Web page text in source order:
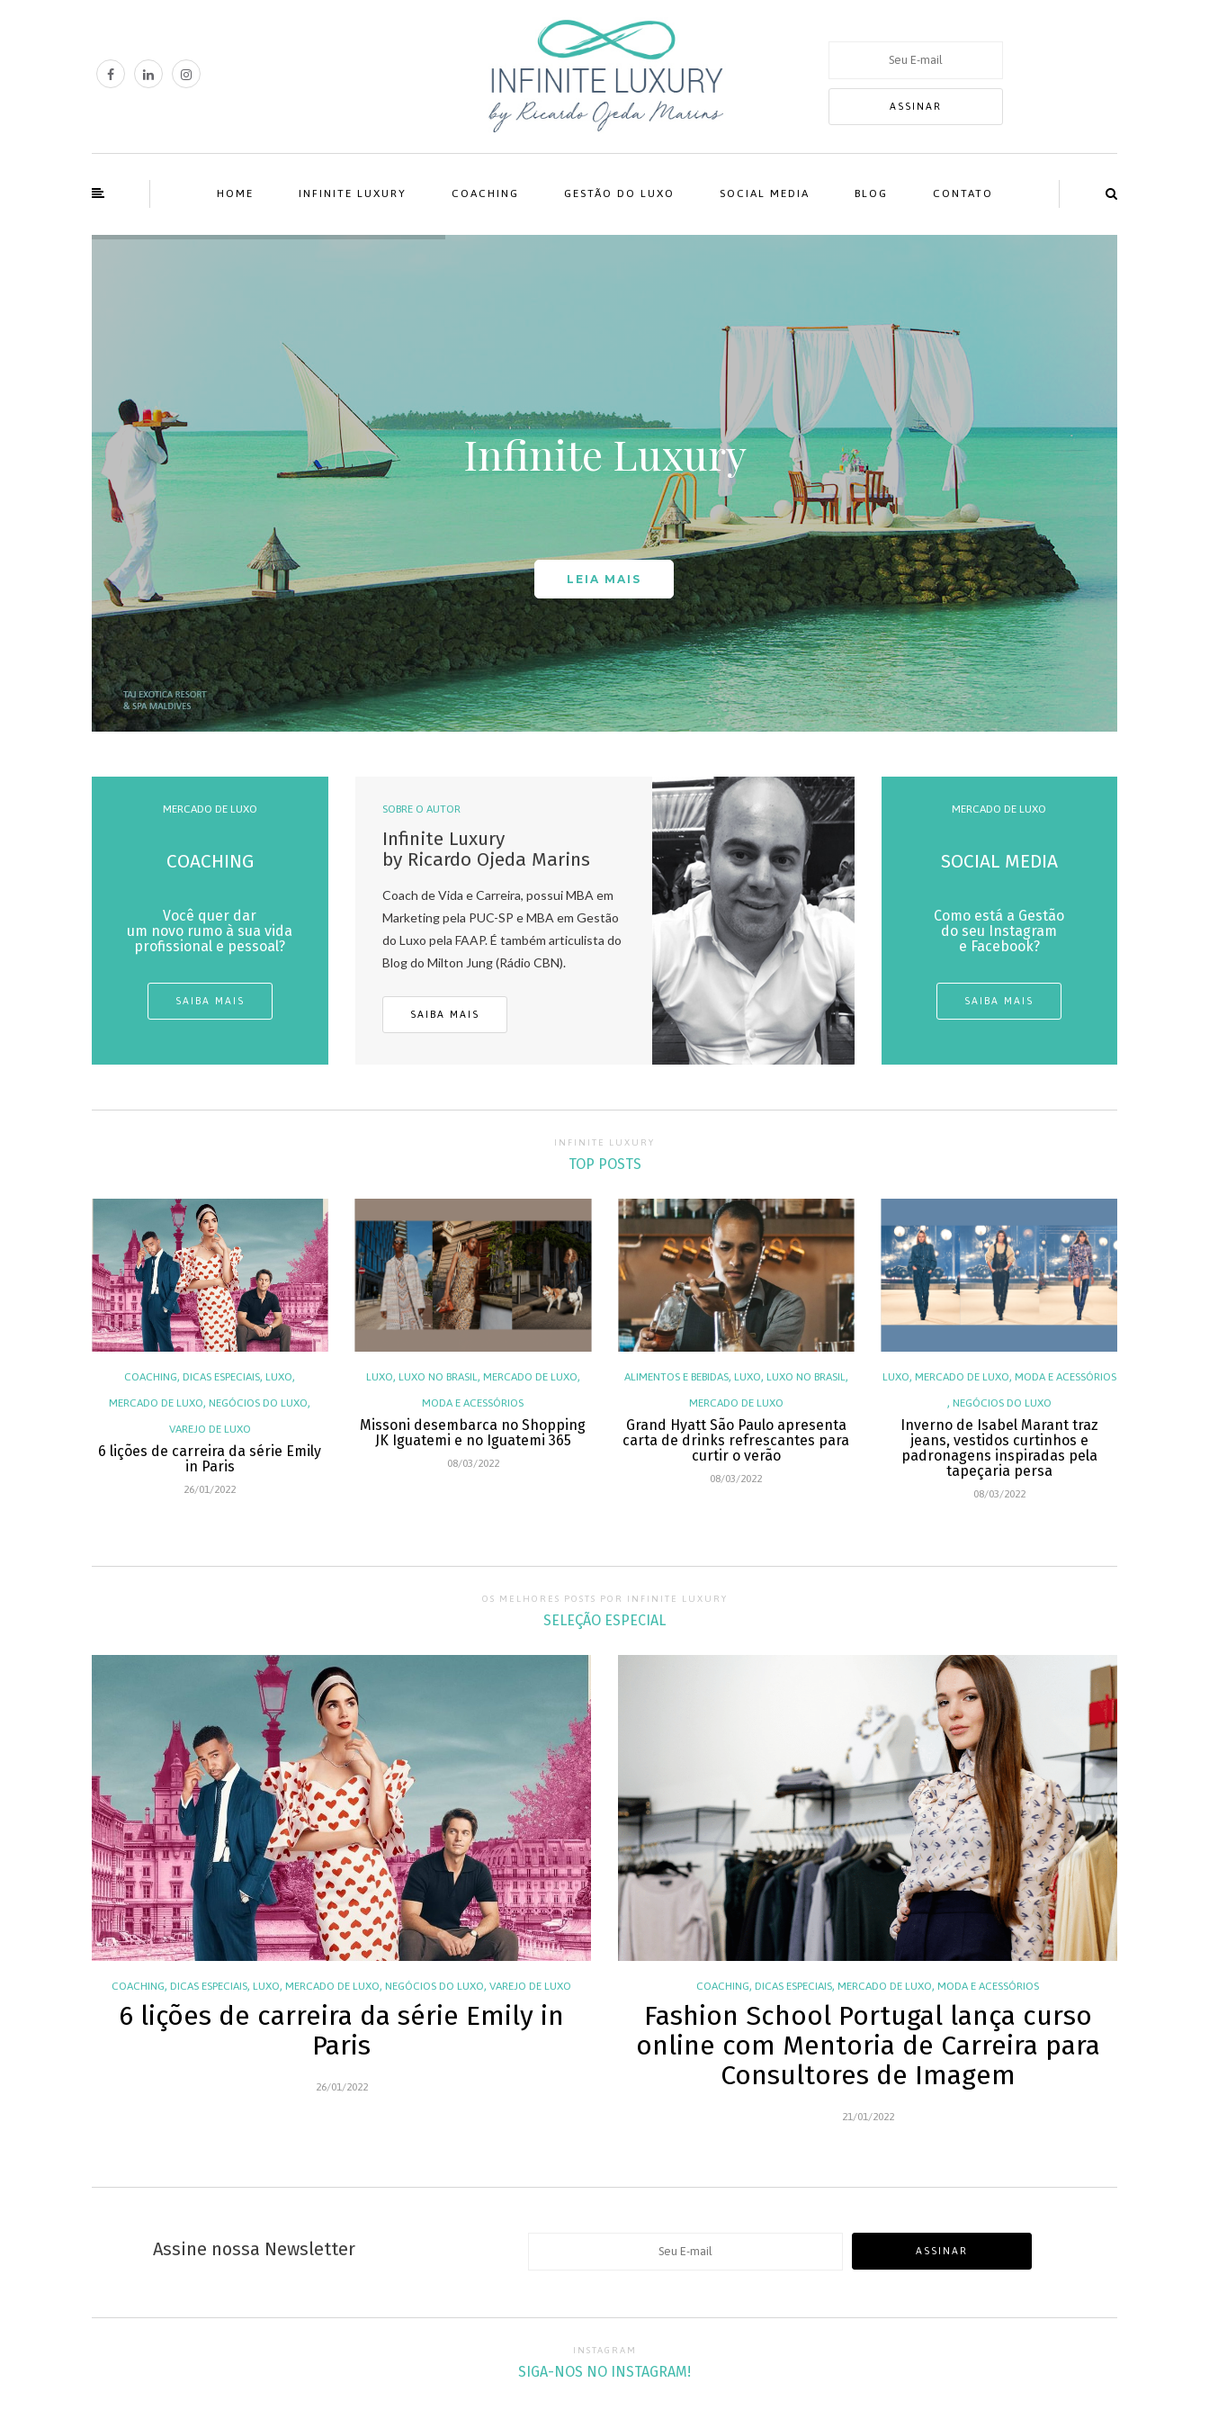
HOME INFINITE LUXURY COACHING GESTÃO DO LUXO SOCIAL MEDIA BLOG CONTATO
Infinite Luxury
LEIA MAIS
MERCADO DE LUXO
COACHING
Você quer dar
um novo rumo à sua vida
profissional e pessoal?
SAIBA MAIS
SOBRE O AUTOR
Infinite Luxury
by Ricardo Ojeda Marins
Coach de Vida e Carreira, possui MBA em
Marketing pela PUC-SP e MBA em Gestão
do Luxo pela FAAP. É também articulista do
Blog do Milton Jung (Rádio CBN).
SAIBA MAIS
MERCADO DE LUXO
SOCIAL MEDIA
Como está a Gestão
do seu Instagram
e Facebook?
SAIBA MAIS
INFINITE LUXURY
TOP POSTS
COACHING,DICAS ESPECIAIS,LUXO,
MERCADO DE LUXO,NEGÓCIOS DO LUXO,
VAREJO DE LUXO
6 lições de carreira da série Emily
in Paris
26/01/2022
LUXO, LUXO NO BRASIL, MERCADO DE LUXO,
MODA E ACESSÓRIOS
Missoni desembarca no Shopping
JK Iguatemi e no Iguatemi 365
08/03/2022
ALIMENTOS E BEBIDAS, LUXO, LUXO NO BRASIL,
MERCADO DE LUXO
Grand Hyatt São Paulo apresenta
carta de drinks refrescantes para
curtir o verão
08/03/2022
LUXO, MERCADO DE LUXO, MODA E ACESSÓRIOS
, NEGÓCIOS DO LUXO
Inverno de Isabel Marant traz
jeans, vestidos curtinhos e
padronagens inspiradas pela
tapeçaria persa
08/03/2022
OS MELHORES POSTS POR INFINITE LUXURY
SELEÇÃO ESPECIAL
COACHING, DICAS ESPECIAIS, LUXO, MERCADO DE LUXO, NEGÓCIOS DO LUXO, VAREJO DE LUXO
6 lições de carreira da série Emily in
Paris
26/01/2022
COACHING, DICAS ESPECIAIS, MERCADO DE LUXO, MODA E ACESSÓRIOS
Fashion School Portugal lança curso
online com Mentoria de Carreira para
Consultores de Imagem
21/01/2022
Assine nossa Newsletter
INSTAGRAM
SIGA-NOS NO INSTAGRAM!